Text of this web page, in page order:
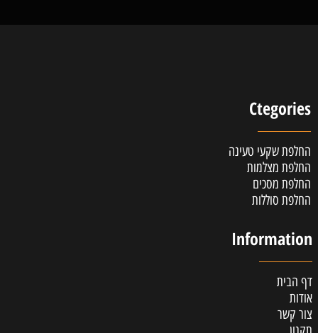
Ctegories
החלפת שקעי טעינה
החלפת מצלמות
החלפת מסכים
החלפת סוללות
Information
דף הבית
אודות
צור קשר